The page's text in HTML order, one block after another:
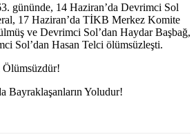
gününde, 14 Haziran’da Devrimci Sol
17 Haziran’da TİKB Merkez Komite
ve Devrimci Sol’dan Haydar Başbağ,
Sol’dan Hasan Telci ölümsüzleşti.
Bayraklaşanların Yoludur!